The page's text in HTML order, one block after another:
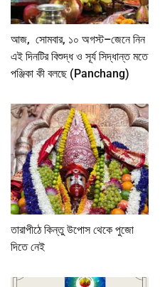
আজ, সোমবার, ১০ অগস্ট–জেনে নিন
এই দিনটির বিশুদ্ধ ও সূর্য সিদ্ধান্ত মতে
পঞ্জিকা কী বলছে (Panchang)
তারাপীঠে কিন্তু উপোস থেকে পুজো
দিতে নেই